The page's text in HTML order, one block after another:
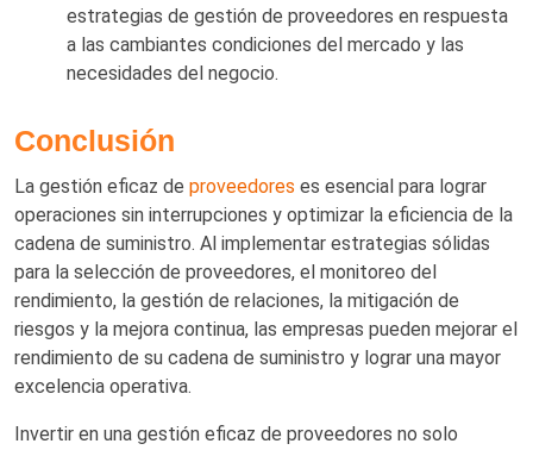
estrategias de gestión de proveedores en respuesta
a las cambiantes condiciones del mercado y las
necesidades del negocio.
Conclusión
La gestión eficaz de proveedores es esencial para lograr
operaciones sin interrupciones y optimizar la eficiencia de la
cadena de suministro. Al implementar estrategias sólidas
para la selección de proveedores, el monitoreo del
rendimiento, la gestión de relaciones, la mitigación de
riesgos y la mejora continua, las empresas pueden mejorar el
rendimiento de su cadena de suministro y lograr una mayor
excelencia operativa.
Invertir en una gestión eficaz de proveedores no solo